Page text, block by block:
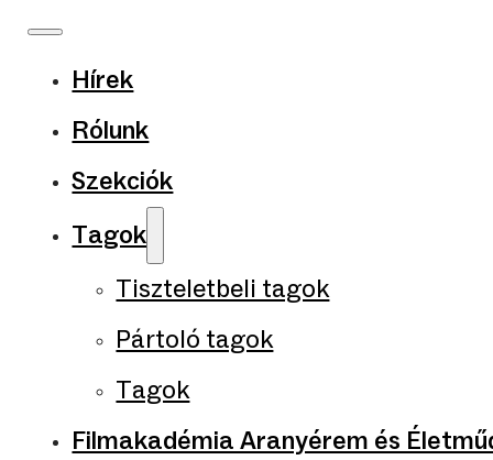
Hírek
Rólunk
Szekciók
Tagok
Tiszteletbeli tagok
Pártoló tagok
Tagok
Filmakadémia Aranyérem és